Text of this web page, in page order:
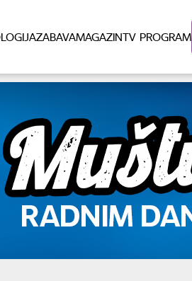
ZABAVAMAGAZINTV PROGRAM